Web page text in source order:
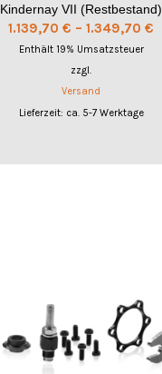
Kindernay VII (Restbestand)
1.139,70€ –1.349,70€
Enthält 19% Umsatzsteuer
zzgl.
Versand
Lieferzeit: ca. 5-7 Werktage